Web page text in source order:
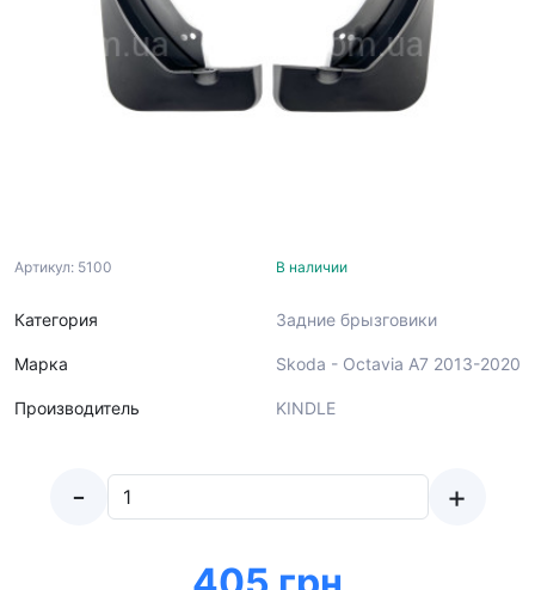
Артикул: 5100
Категория
Марка
Производитель
В наличии
Задние брызговики
Skoda - Octavia A7 2013-2020
KINDLE
- +